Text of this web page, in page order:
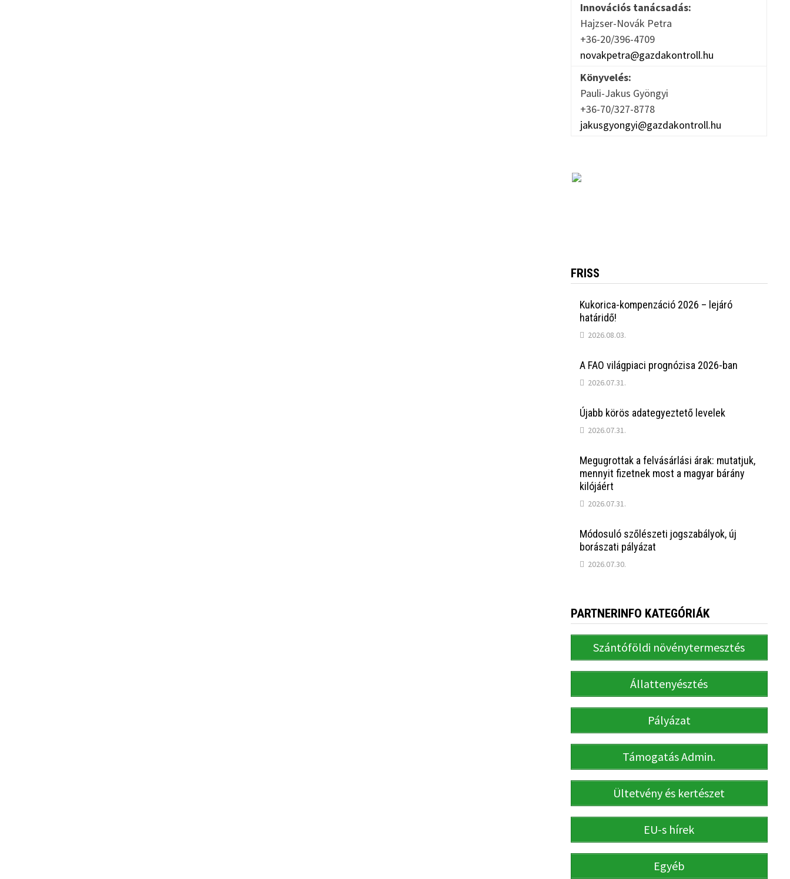
Innovációs tanácsadás:
Hajzser-Novák Petra
+36-20/396-4709
novakpetra@gazdakontroll.hu
Könyvelés:
Pauli-Jakus Gyöngyi
+36-70/327-8778
jakusgyongyi@gazdakontroll.hu
FRISS
Kukorica-kompenzáció 2026 – lejáró
határidő!
2026.08.03.
A FAO világpiaci prognózisa 2026-ban
2026.07.31.
Újabb körös adategyeztető levelek
2026.07.31.
Megugrottak a felvásárlási árak: mutatjuk,
mennyit fizetnek most a magyar bárány
kilójáért
2026.07.31.
Módosuló szőlészeti jogszabályok, új
borászati pályázat
2026.07.30.
PARTNERINFO KATEGÓRIÁK
Szántóföldi növénytermesztés
Állattenyésztés
Pályázat
Támogatás Admin.
Ültetvény és kertészet
EU-s hírek
Egyéb